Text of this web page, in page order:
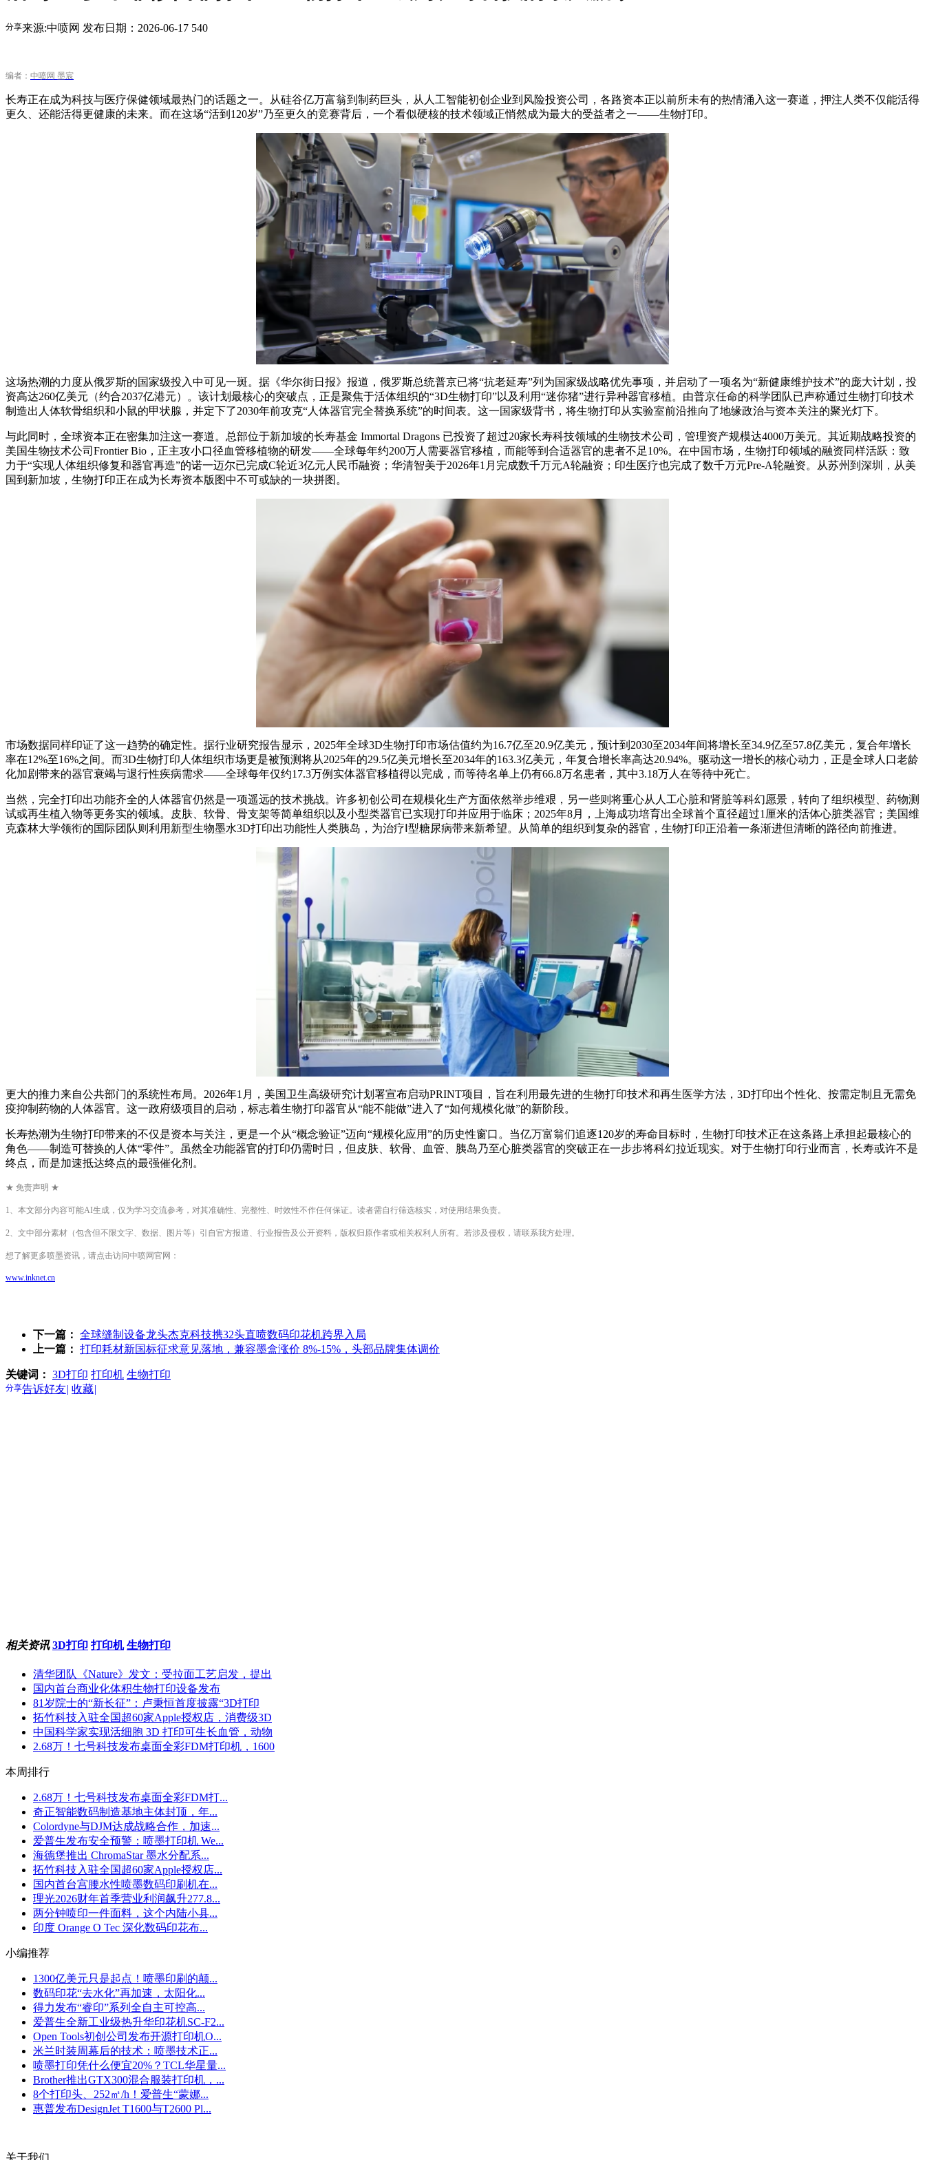
来源:中喷网 发布日期：2026-06-17 540
分享
编者： 中喷网 墨宸
长寿正在成为科技与医疗保健领域最热门的话题之一。从硅谷亿万富翁到制药巨头，从人工智能初创企业到风险投资公司，各路资本正以前所未有的热情涌入这一赛道，押注人类不仅能活得
更久、还能活得更健康的未来。而在这场“活到120岁”乃至更久的竞赛背后，一个看似硬核的技术领域正悄然成为最大的受益者之一——生物打印。
这场热潮的力度从俄罗斯的国家级投入中可见一斑。据《华尔街日报》报道，俄罗斯总统普京已将“抗老延寿”列为国家级战略优先事项，并启动了一项名为“新健康维护技术”的庞大计划，投
资高达260亿美元（约合2037亿港元）。该计划最核心的突破点，正是聚焦于活体组织的“3D生物打印”以及利用“迷你猪”进行异种器官移植。由普京任命的科学团队已声称通过生物打印技术
制造出人体软骨组织和小鼠的甲状腺，并定下了2030年前攻克“人体器官完全替换系统”的时间表。这一国家级背书，将生物打印从实验室前沿推向了地缘政治与资本关注的聚光灯下。
与此同时，全球资本正在密集加注这一赛道。总部位于新加坡的长寿基金 Immortal Dragons 已投资了超过20家长寿科技领域的生物技术公司，管理资产规模达4000万美元。其近期战略投资的
美国生物技术公司Frontier Bio，正主攻小口径血管移植物的研发——全球每年约200万人需要器官移植，而能等到合适器官的患者不足10%。在中国市场，生物打印领域的融资同样活跃：致
力于“实现人体组织修复和器官再造”的诺一迈尔已完成C轮近3亿元人民币融资；华清智美于2026年1月完成数千万元A轮融资；印生医疗也完成了数千万元Pre-A轮融资。从苏州到深圳，从美
国到新加坡，生物打印正在成为长寿资本版图中不可或缺的一块拼图。
市场数据同样印证了这一趋势的确定性。据行业研究报告显示，2025年全球3D生物打印市场估值约为16.7亿至20.9亿美元，预计到2030至2034年间将增长至34.9亿至57.8亿美元，复合年增长
率在12%至16%之间。而3D生物打印人体组织市场更是被预测将从2025年的29.5亿美元增长至2034年的163.3亿美元，年复合增长率高达20.94%。驱动这一增长的核心动力，正是全球人口老龄
化加剧带来的器官衰竭与退行性疾病需求——全球每年仅约17.3万例实体器官移植得以完成，而等待名单上仍有66.8万名患者，其中3.18万人在等待中死亡。
当然，完全打印出功能齐全的人体器官仍然是一项遥远的技术挑战。许多初创公司在规模化生产方面依然举步维艰，另一些则将重心从人工心脏和肾脏等科幻愿景，转向了组织模型、药物测
试或再生植入物等更务实的领域。皮肤、软骨、骨支架等简单组织以及小型类器官已实现打印并应用于临床；2025年8月，上海成功培育出全球首个直径超过1厘米的活体心脏类器官；美国维
克森林大学领衔的国际团队则利用新型生物墨水3D打印出功能性人类胰岛，为治疗Ⅰ型糖尿病带来新希望。从简单的组织到复杂的器官，生物打印正沿着一条渐进但清晰的路径向前推进。
更大的推力来自公共部门的系统性布局。2026年1月，美国卫生高级研究计划署宣布启动PRINT项目，旨在利用最先进的生物打印技术和再生医学方法，3D打印出个性化、按需定制且无需免
疫抑制药物的人体器官。这一政府级项目的启动，标志着生物打印器官从“能不能做”进入了“如何规模化做”的新阶段。
长寿热潮为生物打印带来的不仅是资本与关注，更是一个从“概念验证”迈向“规模化应用”的历史性窗口。当亿万富翁们追逐120岁的寿命目标时，生物打印技术正在这条路上承担起最核心的
角色——制造可替换的人体“零件”。虽然全功能器官的打印仍需时日，但皮肤、软骨、血管、胰岛乃至心脏类器官的突破正在一步步将科幻拉近现实。对于生物打印行业而言，长寿或许不是
终点，而是加速抵达终点的最强催化剂。
★ 免责声明 ★
1、本文部分内容可能AI生成，仅为学习交流参考，对其准确性、完整性、时效性不作任何保证。读者需自行筛选核实，对使用结果负责。
2、文中部分素材（包含但不限文字、数据、图片等）引自官方报道、行业报告及公开资料，版权归原作者或相关权利人所有。若涉及侵权，请联系我方处理。
想了解更多喷墨资讯，请点击访问中喷网官网：
www.inknet.cn
下一篇： 全球缝制设备龙头杰克科技携32头直喷数码印花机跨界入局
上一篇： 打印耗材新国标征求意见落地，兼容墨盒涨价 8%-15%，头部品牌集体调价
关键词： 3D打印 打印机 生物打印
分享告诉好友| 收藏|
相关资讯 3D打印 打印机 生物打印
清华团队《Nature》发文：受拉面工艺启发，提出
国内首台商业化体积生物打印设备发布
81岁院士的“新长征”：卢秉恒首度披露“3D打印
拓竹科技入驻全国超60家Apple授权店，消费级3D
中国科学家实现活细胞 3D 打印可生长血管，动物
2.68万！七号科技发布桌面全彩FDM打印机，1600
本周排行
2.68万！七号科技发布桌面全彩FDM打...
奇正智能数码制造基地主体封顶，年...
Colordyne与DJM达成战略合作，加速...
爱普生发布安全预警：喷墨打印机 We...
海德堡推出 ChromaStar 墨水分配系...
拓竹科技入驻全国超60家Apple授权店...
国内首台宫腰水性喷墨数码印刷机在...
理光2026财年首季营业利润飙升277.8...
两分钟喷印一件面料，这个内陆小县...
印度 Orange O Tec 深化数码印花布...
小编推荐
1300亿美元只是起点！喷墨印刷的颠...
数码印花“去水化”再加速，太阳化...
得力发布“睿印”系列全自主可控高...
爱普生全新工业级热升华印花机SC-F2...
Open Tools初创公司发布开源打印机O...
米兰时装周幕后的技术：喷墨技术正...
喷墨打印凭什么便宜20%？TCL华星量...
Brother推出GTX300混合服装打印机，...
8个打印头、252㎡/h！爱普生“蒙娜...
惠普发布DesignJet T1600与T2600 Pl...